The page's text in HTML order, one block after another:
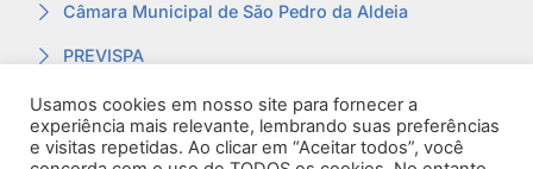
Câmara Municipal de São Pedro da Aldeia
PREVISPA
Ouvidoria
Contracheque
Usamos cookies em nosso site para fornecer a
experiência mais relevante, lembrando suas preferências
e visitas repetidas. Ao clicar em “Aceitar todos”, você